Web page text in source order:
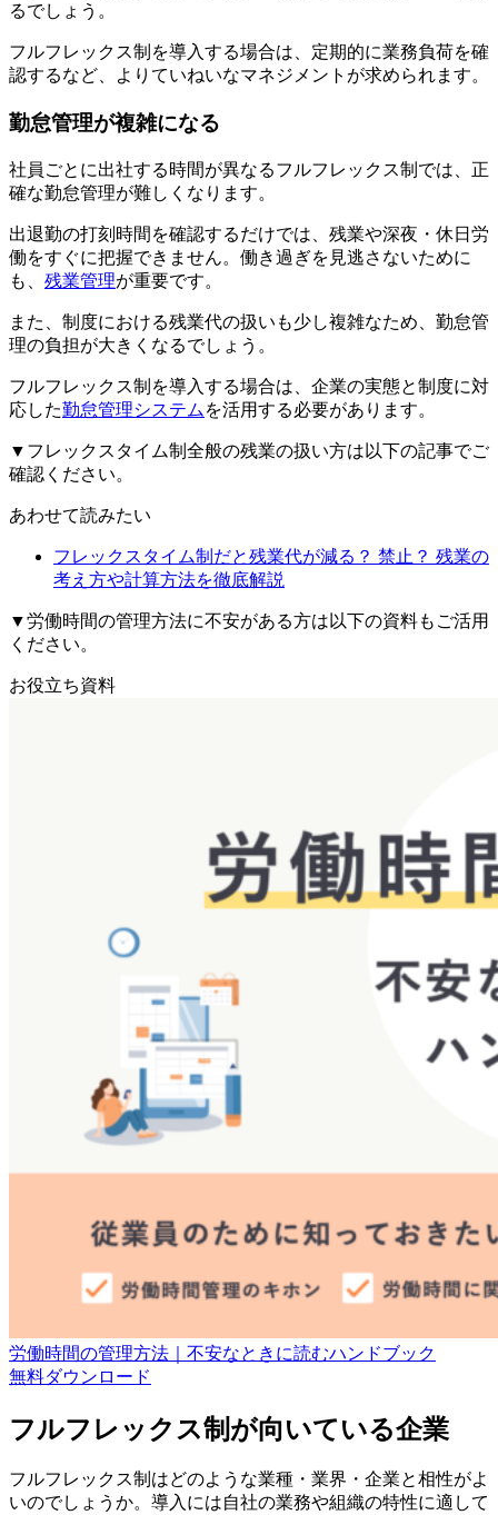
るでしょう。
フルフレックス制を導入する場合は、定期的に業務負荷を確
認するなど、よりていねいなマネジメントが求められます。
勤怠管理が複雑になる
社員ごとに出社する時間が異なるフルフレックス制では、正
確な勤怠管理が難しくなります。
出退勤の打刻時間を確認するだけでは、残業や深夜・休日労
働をすぐに把握できません。働き過ぎを見逃さないために
も、 残業管理が重要です。
また、制度における残業代の扱いも少し複雑なため、勤怠管
理の負担が大きくなるでしょう。
フルフレックス制を導入する場合は、企業の実態と制度に対
応した勤怠管理システム を活用する必要があります。
▼フレックスタイム制全般の残業の扱い方は以下の記事でご
確認ください。
あわせて読みたい
フレックスタイム制だと残業代が減る？ 禁止？ 残業の
考え方や計算方法を徹底解説
▼労働時間の管理方法に不安がある方は以下の資料もご活用
ください。
お役立ち資料
労働時間の管理方法｜不安なときに読むハンドブック
無料ダウンロード
フルフレックス制が向いている企業
フルフレックス制はどのような業種・業界・企業と相性がよ
いのでしょうか。導入には自社の業務や組織の特性に適して